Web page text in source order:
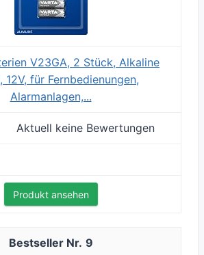
V23GA, 2 Stück, Alkaline
12V, für Fernbedienungen,
Alarmanlagen,...
Aktuell keine Bewertungen
Produkt ansehen
9